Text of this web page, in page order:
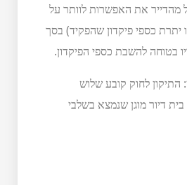
מהדייר את האפשרות לוותר על
יתרת כספי פיקדון שהפקיד) בסך
התיקון לחוק קובע שלוש
דיור מוגן שנמצא בשלבי